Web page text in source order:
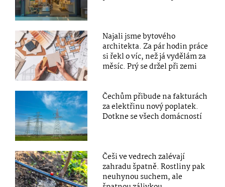
Najali jsme bytového
architekta. Za pár hodin práce
si řekl o víc, než já vydělám za
měsíc. Prý se držel při zemi
Čechům přibude na fakturách
za elektřinu nový poplatek.
Dotkne se všech domácností
Češi ve vedrech zalévají
zahradu špatně. Rostliny pak
neuhynou suchem, ale